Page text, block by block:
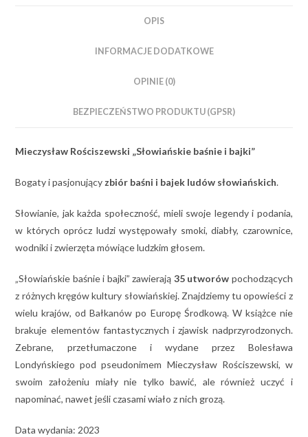
OPIS
INFORMACJE DODATKOWE
OPINIE (0)
BEZPIECZEŃSTWO PRODUKTU (GPSR)
Mieczysław Rościszewski „Słowiańskie baśnie i bajki”
Bogaty i pasjonujący zbiór baśni i bajek ludów słowiańskich.
Słowianie, jak każda społeczność, mieli swoje legendy i podania,
w których oprócz ludzi występowały smoki, diabły, czarownice,
wodniki i zwierzęta mówiące ludzkim głosem.
„Słowiańskie baśnie i bajki” zawierają 35 utworów pochodzących
z różnych kręgów kultury słowiańskiej. Znajdziemy tu opowieści z
wielu krajów, od Bałkanów po Europę Środkową. W książce nie
brakuje elementów fantastycznych i zjawisk nadprzyrodzonych.
Zebrane, przetłumaczone i wydane przez Bolesława
Londyńskiego pod pseudonimem Mieczysław Rościszewski, w
swoim założeniu miały nie tylko bawić, ale również uczyć i
napominać, nawet jeśli czasami wiało z nich grozą.
Data wydania: 2023